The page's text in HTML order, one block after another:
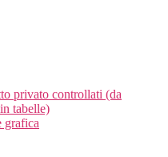
privato controllati (da
tabelle)
grafica